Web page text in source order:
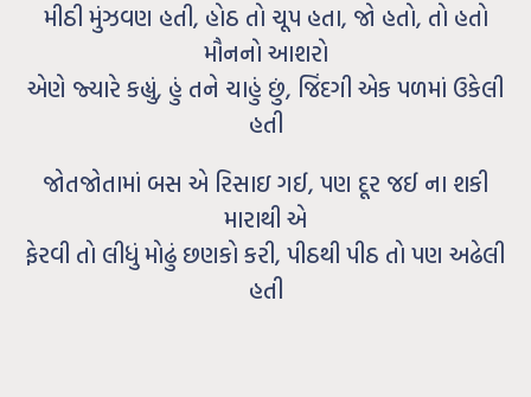
મીઠી મુંઝવણ હતી, હોઠ તો ચૂપ હતા, જો હતો, તો હતો
મૌનનો આશરો
એણે જ્યારે કહ્યું, હું તને ચાહું છું, જિંદગી એક પળમાં ઉકેલી
હતી
જોતજોતામાં બસ એ રિસાઇ ગઈ, પણ દૂર જઈ ના શકી
મારાથી એ
ફેરવી તો લીધું મોઢું છણકો કરી, પીઠથી પીઠ તો પણ અઢેલી
હતી